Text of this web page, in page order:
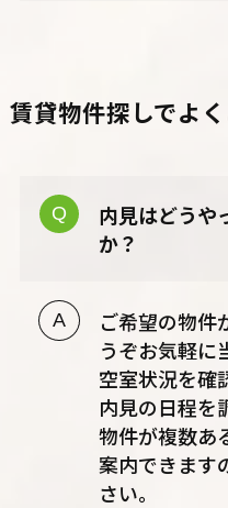
賃貸物件探しでよ
内見はどうや
か？
ご希望の物件
うぞお気軽に
空室状況を確
内見の日程を
物件が複数あ
案内できます
さい。